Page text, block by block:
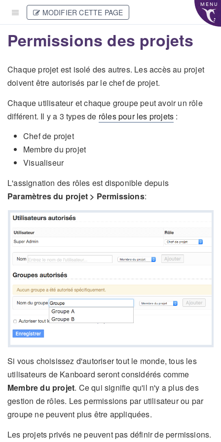
MENU
MODIFIER CETTE PAGE
Permissions des projets
Chaque projet est isolé des autres. Les accès au projet
doivent être autorisés par le chef de projet.
Chaque utilisateur et chaque groupe peut avoir un rôle
différent. Il y a 3 types de rôles pour les projets :
Chef de projet
Membre du projet
Visualiseur
L'assignation des rôles est disponible depuis
Paramètres du projet > Permissions:
Si vous choisissez d'autoriser tout le monde, tous les
utilisateurs de Kanboard seront considérés comme
Membre du projet. Ce qui signifie qu'il n'y a plus des
gestion de rôles. Les permissions par utilisateur ou par
groupe ne peuvent plus être appliquées.
Les projets privés ne peuvent pas définir de permissions.